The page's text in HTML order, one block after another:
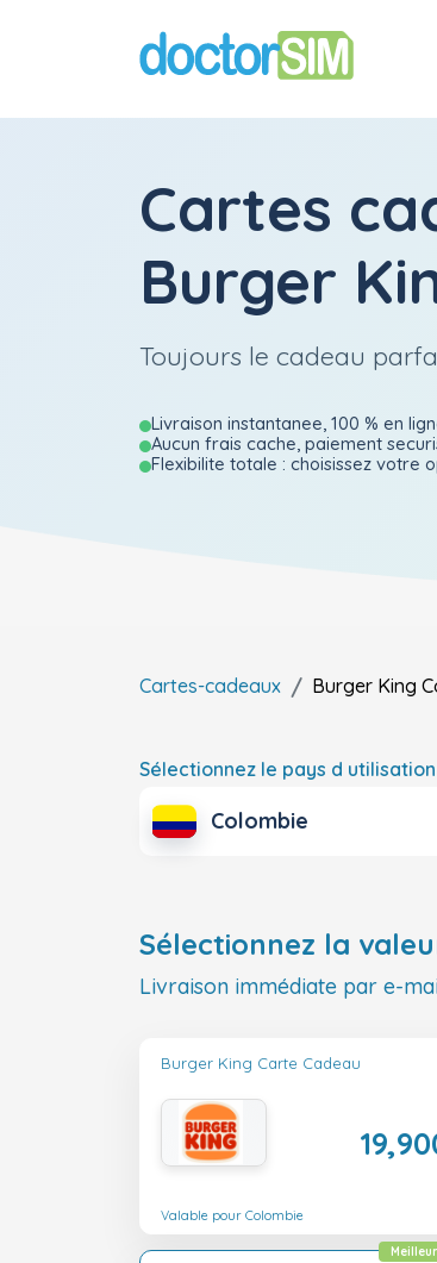
Cartes
Burger
Toujours le cadeau
Livraison instantanee, 100 % en
Aucun frais cache, paiement
Flexibilite totale : choisissez votre
Cartes-cadeaux Burger King
Sélectionnez le pays d utilisation
Colombie
Sélectionnez la
Livraison immédiate par e-
Burger King Carte Cadeau
Valable pour Colombie